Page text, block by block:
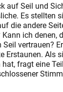
auf Seil und
Es stellten
die andere
ich denen,
vertrauen?
Erstaunen. Als
fragt eine